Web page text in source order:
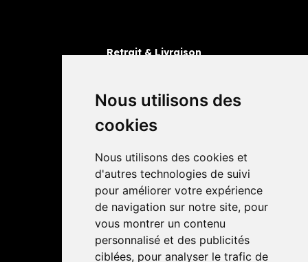
Nous utilisons des
cookies
Nous utilisons des cookies et
d'autres technologies de suivi
pour améliorer votre expérience
de navigation sur notre site, pour
vous montrer un contenu
personnalisé et des publicités
ciblées, pour analyser le trafic de
Retrait & Livraison
Livraisons
4,4 / 5 65 avis